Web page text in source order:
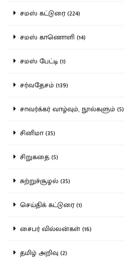
சமஸ் கட்டுரை (224)
சமஸ் காணொளி (14)
சமஸ் பேட்டி (1)
சர்வதேசம் (139)
சாவர்க்கர் வாழ்வும், நூல்களும் (5)
சினிமா (35)
சிறுகதை (5)
சுற்றுச்சூழல் (35)
செய்திக் கட்டுரை (1)
சைபர் வில்லன்கள் (16)
தமிழ் அறிவு (2)